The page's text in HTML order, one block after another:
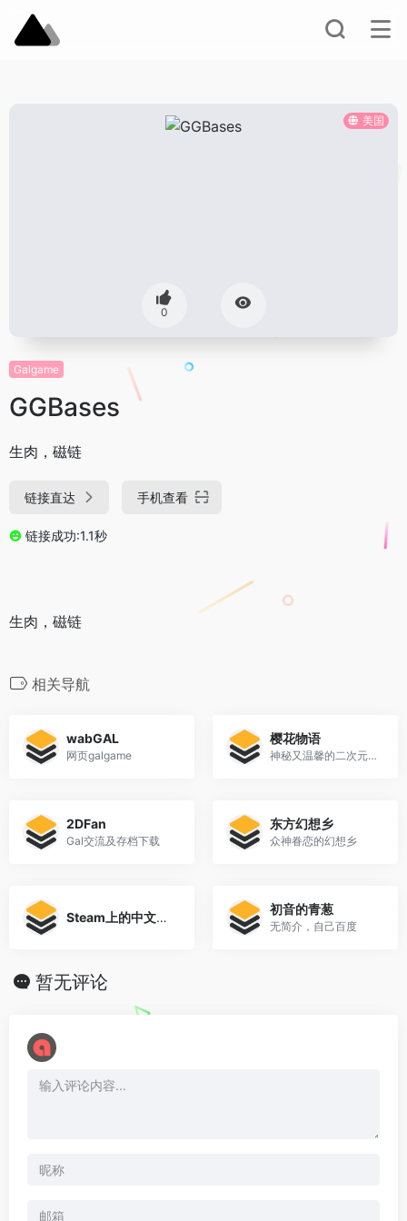
美国
0
Galgame
GGBases
生肉，磁链
链接直达 手机查看
链接成功:1.1秒
生肉，磁链
相关导航
wabGAL
网页galgame
樱花物语
神秘又温馨的二次元基地
2DFan
Gal交流及存档下载
东方幻想乡
众神眷恋的幻想乡
Steam上的中文Gal
初音的青葱
无简介，自己百度
暂无评论